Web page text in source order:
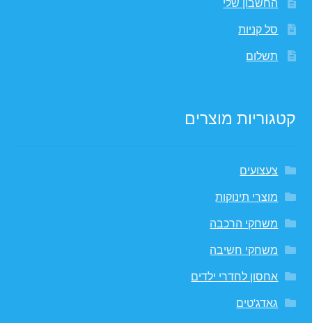
סל קניות
תשלום
קטגוריות מוצרים
צעצועים
מוצרי תינוקות
משחקי הרכבה
משחקי חשיבה
אחסון לחדרי ילדים
גאדג'טים